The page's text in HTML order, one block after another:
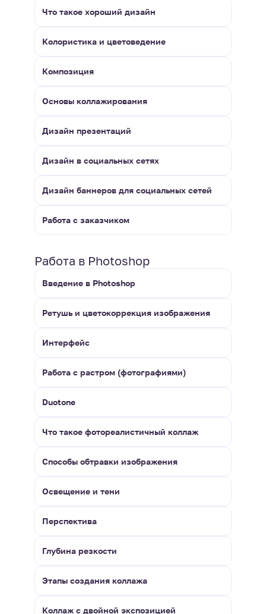
Что такое хороший дизайн
Колористика и цветоведение
Композиция
Основы коллажирования
Дизайн презентаций
Дизайн в социальных сетях
Дизайн баннеров для социальных сетей
Работа с заказчиком
Работа в Photoshop
Введение в Photoshop
Ретушь и цветокоррекция изображения
Интерфейс
Работа с растром (фотографиями)
Duotone
Что такое фотореалистичный коллаж
Способы обтравки изображения
Освещение и тени
Перспектива
Глубина резкости
Этапы создания коллажа
Коллаж с двойной экспозицией